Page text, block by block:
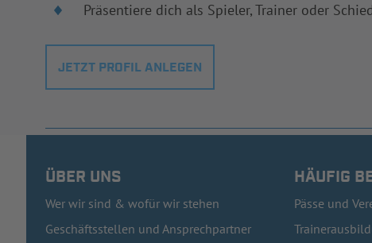
Präsentiere dich als Spieler, Trainer oder
JETZT PROFIL ANLEGEN
ÜBER UNS
Wer wir sind & wofür wir stehen
Geschäftsstellen und Ansprechpartner
HÄUFIG
Pässe und